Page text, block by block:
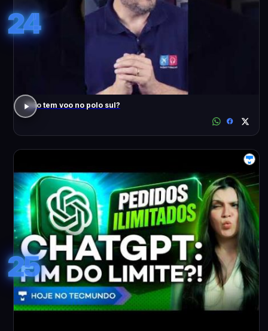
24
Não tem voo no polo sul?
25